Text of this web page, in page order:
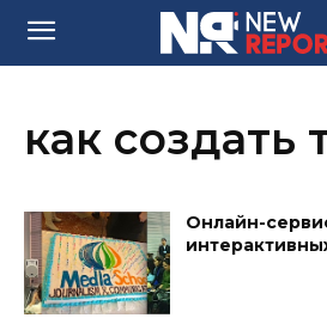
как создать
Онлайн-